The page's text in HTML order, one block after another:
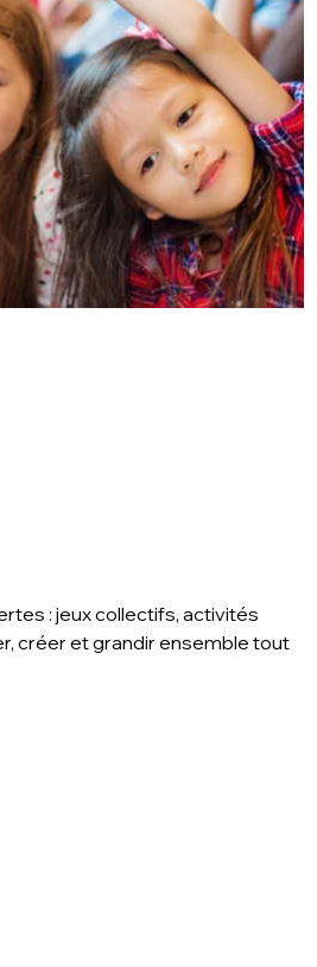
: jeux collectifs, activités
créer et grandir ensemble tout